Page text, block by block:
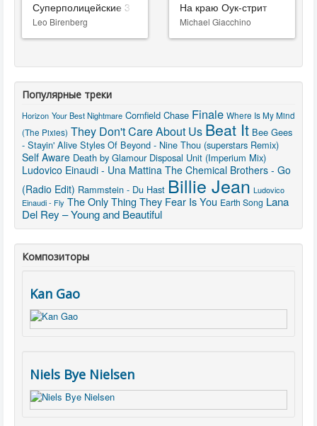
Суперполицейские 3
Leo Birenberg
На краю Оук-стрит
Michael Giacchino
Популярные треки
Horizon Your Best Nightmare Cornfield Chase Finale Where Is My Mind
(The Pixies) They Don't Care About Us Beat It Bee Gees
- Stayin' Alive Styles Of Beyond - Nine Thou (superstars Remix)
Self Aware Death by Glamour Disposal Unit (Imperium Mix)
Ludovico Einaudi - Una Mattina The Chemical Brothers - Go
(Radio Edit) Rammstein - Du Hast Billie Jean Ludovico
Einaudi - Fly The Only Thing They Fear Is You Earth Song Lana
Del Rey – Young and Beautiful
Композиторы
Kan Gao
Niels Bye Nielsen